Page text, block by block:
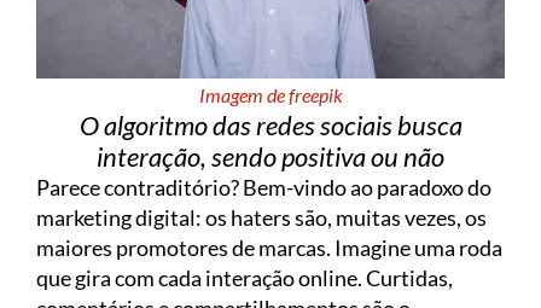
Imagem de freepik
O algoritmo das redes sociais busca
interação, sendo positiva ou não
Parece contraditório? Bem-vindo ao paradoxo do
marketing digital: os haters são, muitas vezes, os
maiores promotores de marcas. Imagine uma roda
que gira com cada interação online. Curtidas,